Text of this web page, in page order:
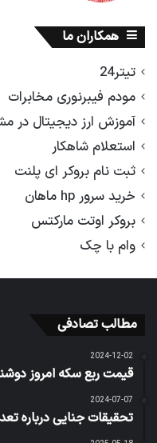
همکاران ما
تیتر24
مودم فیبرنوری مخابرات
آموزش ارز دیجیتال در
استعلام شاهکار
ثبت نام بروکر ای پلنت
خرید سرور hp ماهان
بروکر اوتت مارکتس
وام با چک
مطالب تصادفی
2024-12-02
قیمت ربع سکه امروز دوشنبه 12 آذر
2024-07-07
تحقیقات جنایی درباره